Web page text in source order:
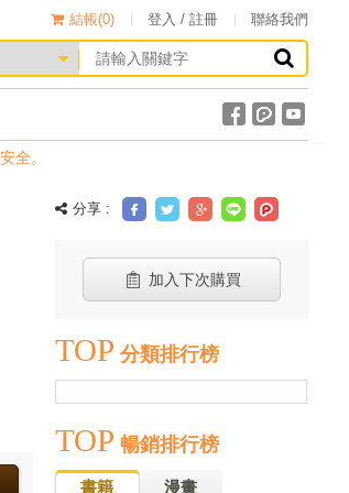
結帳(0) 登入 / 註冊 聯絡我們
分享 :
加入下次購買
TOP 分類排行榜
TOP 暢銷排行榜
書籍 漫畫